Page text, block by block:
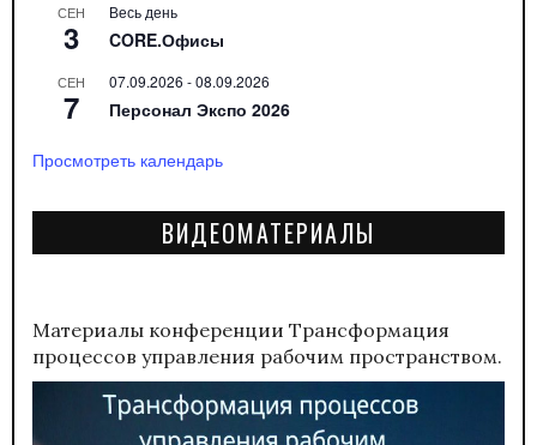
СЕН
3
Весь день
CORE.Офисы
СЕН
7
07.09.2026 -08.09.2026
Персонал Экспо 2026
Просмотреть календарь
ВИДЕОМАТЕРИАЛЫ
Материалы конференции Трансформация
процессов управления рабочим пространством.